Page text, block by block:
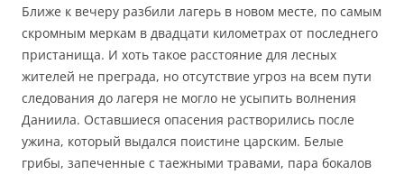
Ближе к вечеру разбили лагерь в новом месте, по самым
скромным меркам в двадцати километрах от последнего
пристанища. И хоть такое расстояние для лесных
жителей не преграда, но отсутствие угроз на всем пути
следования до лагеря не могло не усыпить волнения
Даниила. Оставшиеся опасения растворились после
ужина, который выдался поистине царским. Белые
грибы, запеченные с таежными травами, пара бокалов